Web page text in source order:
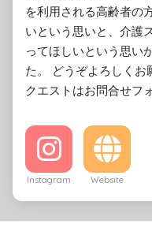
を利用される高齢者の
いという思いと、介護
ってほしいという思い
た。 どうぞよろしくお
クエストはお問合せフ
Instagram Website